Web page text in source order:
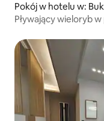
Pokój w hotelu w:
Pływający wieloryb
kempingowa za